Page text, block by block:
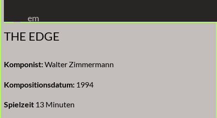
Inhalt
springen
em
THE EDGE
Komponist:Walter Zimmermann
Kompositionsdatum: 1994
Spielzeit 13 Minuten